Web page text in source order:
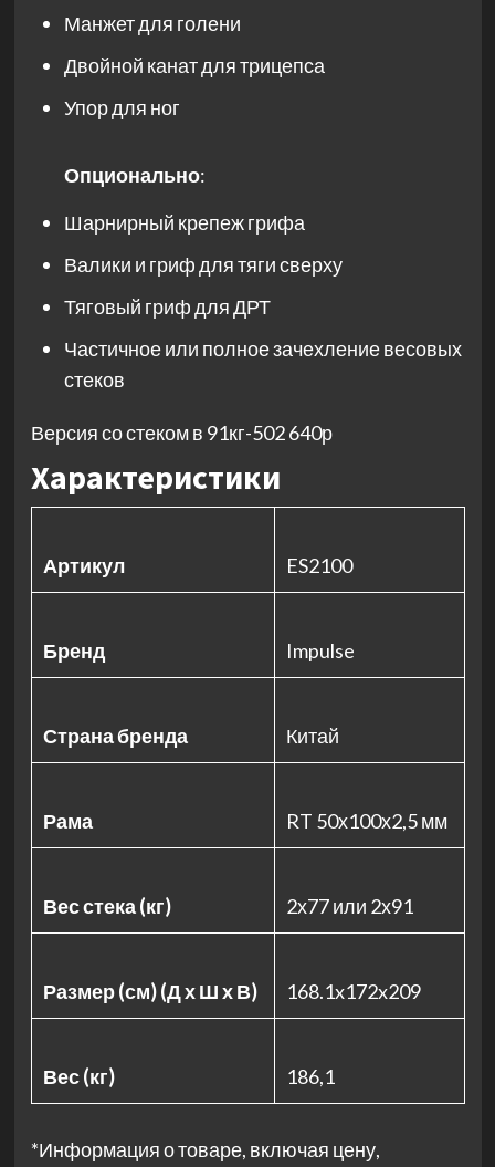
Манжет для голени
Двойной канат для трицепса
Упор для ног
Опционально:
Шарнирный крепеж грифа
Валики и гриф для тяги сверху
Тяговый гриф для ДРТ
Частичное или полное зачехление весовых
стеков
Версия со стеком в 91кг-502 640р
Характеристики
Артикул ES2100
Бренд Impulse
Страна бренда Китай
Рама RT 50х100х2,5 мм
Вес стека (кг) 2х77 или 2х91
Размер (см) (Д х Ш х В) 168.1x172x209
Вес (кг) 186,1
*Информация о товаре, включая цену,